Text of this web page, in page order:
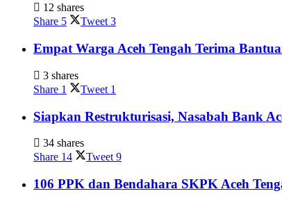
12 shares
Share 5 Tweet 3
Empat Warga Aceh Tengah Terima
3 shares
Share 1 Tweet 1
Siapkan Restrukturisasi, Nasabah Bank
34 shares
Share 14 Tweet 9
106 PPK dan Bendahara SKPK Aceh